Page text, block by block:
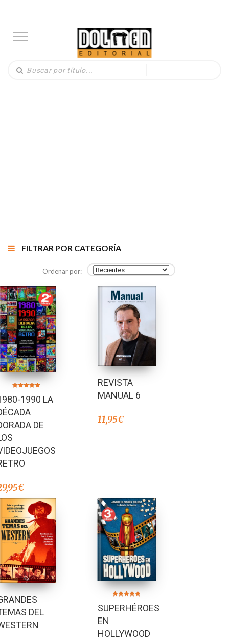
FILTRAR POR CATEGORÍA
Ordenar por:
5.00
de 5 1990 LA
DE
€
REVISTA
MANUAL 6
11,95€
DEL
Valorado en
4.77
de 5
SUPERHÉROES
EN
HOLLYWOOD